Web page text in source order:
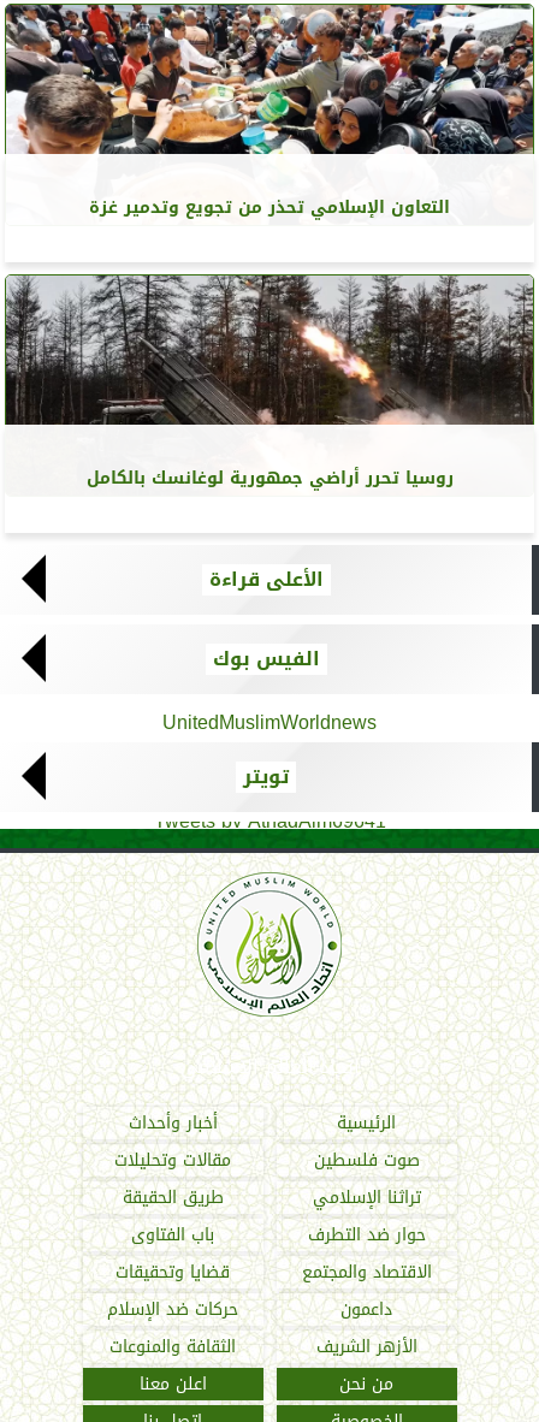
التعاون الإسلامي تحذر من تجويع وتدمير غزة
روسيا تحرر أراضي جمهورية لوغانسك بالكامل
الأعلى قراءة
الفيس بوك
UnitedMuslimWorldnews
تويتر
Tweets by AthadAlm69641
اتحاد العالم الإسلامي
الرئيسية
أخبار وأحداث
صوت فلسطين
مقالات وتحليلات
تراثنا الإسلامي
طريق الحقيقة
حوار ضد التطرف
باب الفتاوى
الاقتصاد والمجتمع
قضايا وتحقيقات
داعمون
حركات ضد الإسلام
الأزهر الشريف
الثقافة والمنوعات
من نحن
اعلن معنا